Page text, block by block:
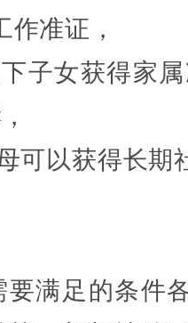
作准证，
子女获得家
可以获得长期
满足的条件